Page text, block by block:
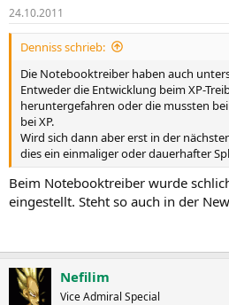
24.10.2011
Denniss schrieb:
Die Notebooktreiber haben auch
Entweder die Entwicklung beim XP-
heruntergefahren oder die mussten
bei XP.
Wird sich dann aber erst in der
dies ein einmaliger oder dauerhafter
Beim Notebooktreiber wurde
eingestellt. Steht so auch in der
Nefilim
Vice Admiral Special